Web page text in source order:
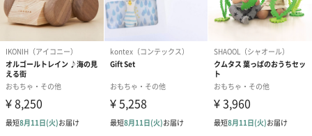
ノンカフェインフルー
ツティー（562円）
葉酸入りデカフェコー
ヒー（875円）
カフェインレ
ー（519円）
ベビーグッズ
出産祝いギフトへの＋αにおすすめです。新生児〜1歳ごろまでの
赤ちゃん向けのアイテムをご用意しました。
商品と同梱してお届けいたします。